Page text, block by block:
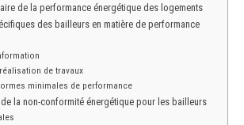
de la performance énergétique des logements
des bailleurs en matière de performance
de travaux
minimales de performance
la non-conformité énergétique pour les bailleurs